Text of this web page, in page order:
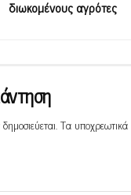
διωκομένους αγρότες
Τα υποχρεωτικά